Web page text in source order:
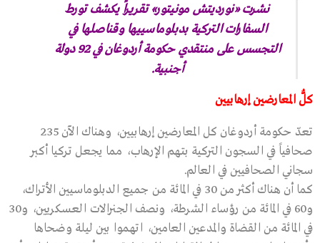
نشرت «نورديتش مونيتور» تقريراً يكشف تورط
السفارات التركية بدبلوماسييها وقناصلها في
التجسس على منتقدي حكومة أردوغان في 92 دولة
أجنبية.
كلُّ المعارضين إرهابيين
تعدّ حكومة أردوغان كل المعارضين إرهابيين، وهناك الآن 235
صحافياً في السجون التركية بتهم الإرهاب، مما يجعل تركيا أكبر
سجاني الصحافيين في العالم.
كما أن هناك أكثر من 30 في المائة من جميع الدبلوماسيين الأتراك،
و60 في المائة من رؤساء الشرطة، ونصف الجنرالات العسكريين، و30
في المائة من القضاة والمدعين العامين، اتهموا بين ليلة وضحاها